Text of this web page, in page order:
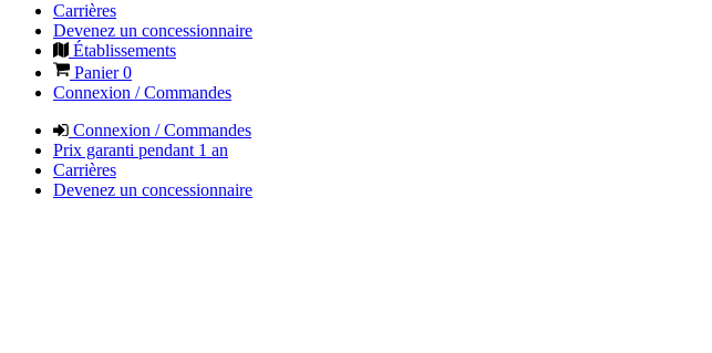
Carrières
Devenez un concessionnaire
Établissements
Panier0
Connexion / Commandes
Connexion / Commandes
Prix garanti pendant 1 an
Carrières
Devenez un concessionnaire